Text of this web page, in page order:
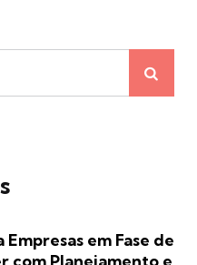
em Fase de